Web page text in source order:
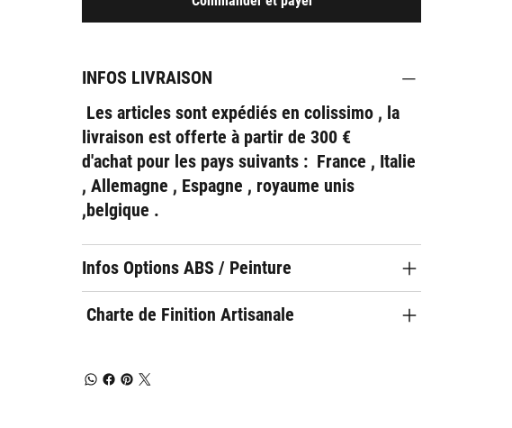
INFOS LIVRAISON
Les articles sont expédiés en colissimo , la
livraison est offerte à partir de 300 €
d'achat pour les pays suivants : France , Italie
, Allemagne , Espagne , royaume unis
,belgique .
Infos Options ABS / Peinture
Charte de Finition Artisanale